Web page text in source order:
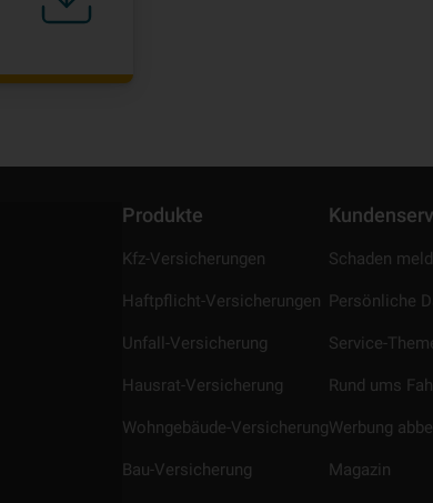
Produkte
Kfz-Versicherungen
Haftpflicht-Versicherungen
Unfall-Versicherung
Hausrat-Versicherung
Wohngebäude-Versicherung
Bau-Versicherung
Schaden
Persönliche
Service-
Rund ums
Werbung
Magazin